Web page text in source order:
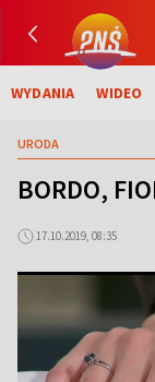
WYDANIA WIDEO
URODA
BORDO,
17.10.2019, 08:35